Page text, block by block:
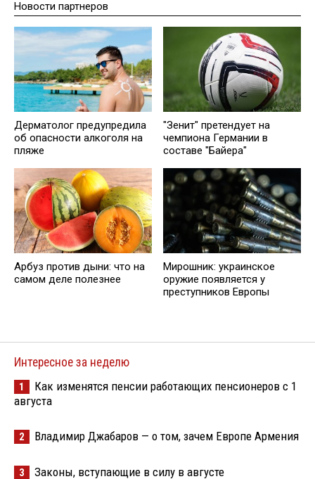
Новости партнеров
Дерматолог предупредила
об опасности алкоголя на
пляже
"Зенит" претендует на
чемпиона Германии в
составе "Байера"
Арбуз против дыни: что на
самом деле полезнее
Мирошник: украинское
оружие появляется у
преступников Европы
Интересное за неделю
1
Как изменятся пенсии работающих пенсионеров с 1
августа
2 Владимир Джабаров — о том, зачем Европе Армения
3 Законы, вступающие в силу в августе